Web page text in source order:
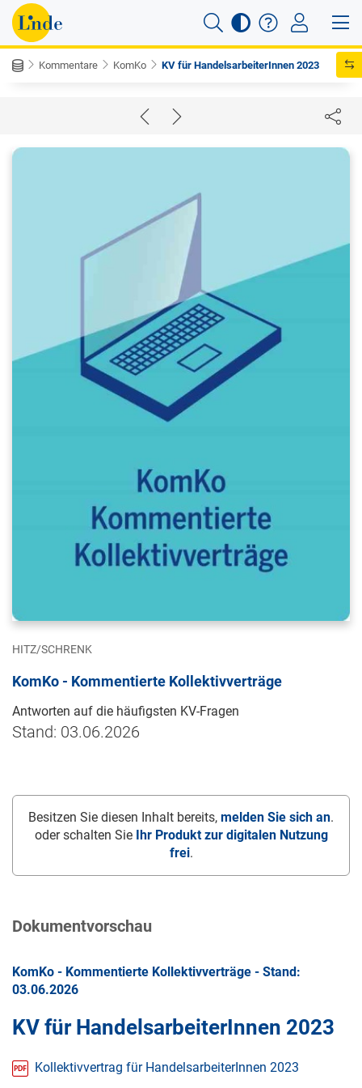
Kommentare KomKo KV für HandelsarbeiterInnen 2023
HITZ/SCHRENK
KomKo - Kommentierte Kollektivverträge
Antworten auf die häufigsten KV-Fragen
Stand: 03.06.2026
Besitzen Sie diesen Inhalt bereits, melden Sie sich an.
oder schalten Sie
Ihr Produkt zur digitalen Nutzung
frei.
Dokumentvorschau
KomKo - Kommentierte Kollektivverträge - Stand:
03.06.2026
KV für HandelsarbeiterInnen 2023
Kollektivvertrag für HandelsarbeiterInnen 2023